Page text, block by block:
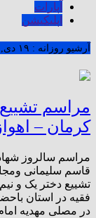
آپارات
اپلیکیشن
آرشیو روزانه : ۱۹ دی, ۱۳۹۸
مراسم
کرمان –
مراسم سالروز
قاسم سلیمانی
تشییع دختر یک و
فقیه در استان
در مصلی مهدیه